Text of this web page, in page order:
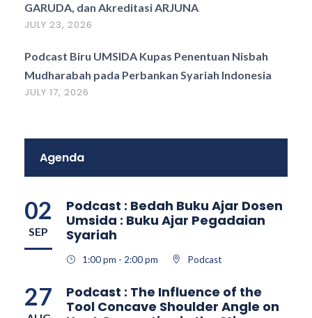
GARUDA, dan Akreditasi ARJUNA
JULY 23, 2026
Podcast Biru UMSIDA Kupas Penentuan Nisbah
Mudharabah pada Perbankan Syariah Indonesia
JULY 17, 2026
Agenda
02
SEP
Podcast : Bedah Buku Ajar Dosen
Umsida : Buku Ajar Pegadaian
Syariah
1:00 pm - 2:00 pm Podcast
27
Podcast : The Influence of the
Tool Concave Shoulder Angle on